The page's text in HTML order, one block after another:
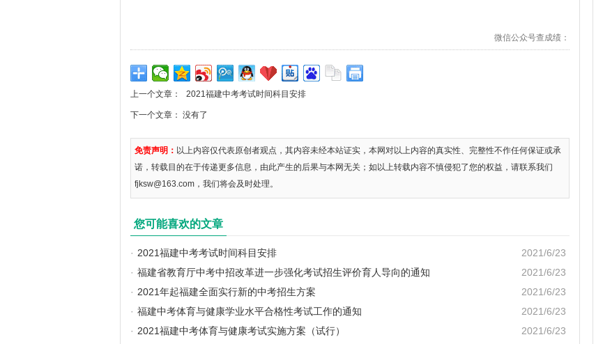
微信公众号查成绩：
上一个文章： 2021福建中考考试时间科目安排
下一个文章： 没有了
免责声明： 以上内容仅代表原创者观点，其内容未经本站证实，本网对以上内容的真实性、完整性不作任何保证或承
诺，转载目的在于传递更多信息，由此产生的后果与本网无关；如以上转载内容不慎侵犯了您的权益，请联系我们
fjksw@163.com，我们将会及时处理。
您可能喜欢的文章
2021/6/23
· 2021福建中考考试时间科目安排
2021/6/23
· 福建省教育厅中考中招改革进一步强化考试招生评价育人导向的通知
2021/6/23
· 2021年起福建全面实行新的中考招生方案
2021/6/23
· 福建中考体育与健康学业水平合格性考试工作的通知
2021/6/23
· 2021福建中考体育与健康考试实施方案（试行）